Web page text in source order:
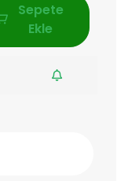
Sepete
Ekle